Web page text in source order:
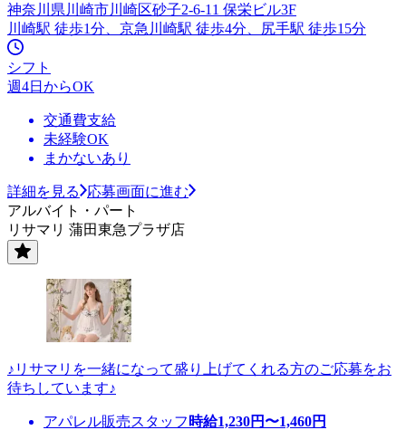
神奈川県川崎市川崎区砂子2-6-11 保栄ビル3F
川崎駅 徒歩1分、京急川崎駅 徒歩4分、尻手駅 徒歩15分
シフト
週4日からOK
交通費支給
未経験OK
まかないあり
詳細を見る
応募画面に進む
アルバイト・パート
リサマリ 蒲田東急プラザ店
♪リサマリを一緒になって盛り上げてくれる方のご応募をお
待ちしています♪
アパレル販売スタッフ 時給1,230円〜1,460円